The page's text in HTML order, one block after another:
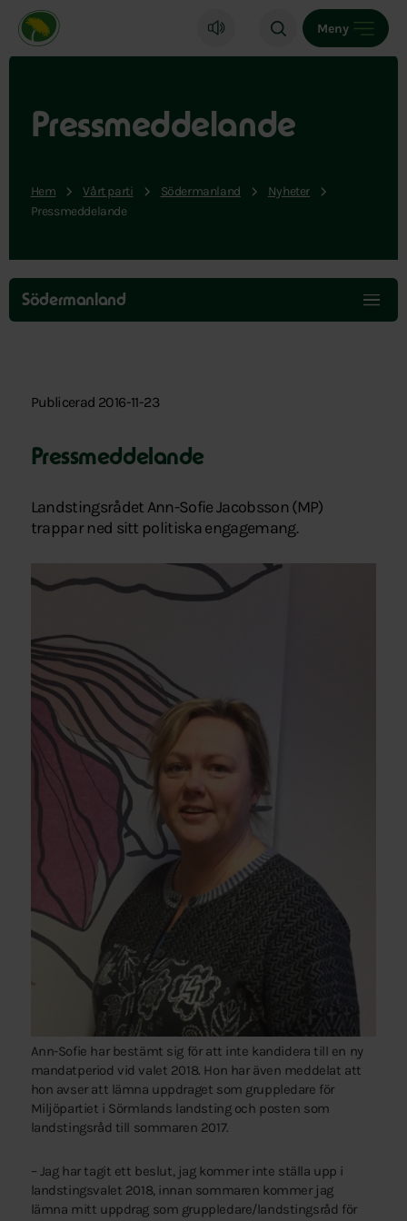
Miljöpartiet de gröna, startsida
Meny
Pressmeddelande
Hem Vårt parti Södermanland
Nyheter
Pressmeddelande
Hoppa
över
menyn
Södermanland
Publicerad 2016-11-23
Pressmeddelande
Landstingsrådet Ann-Sofie Jacobsson (MP)
trappar ned sitt politiska engagemang.
Ann-Sofie har bestämt sig för att inte kandidera till en ny
mandatperiod vid valet 2018. Hon har även meddelat att
hon avser att lämna uppdraget som gruppledare för
Miljöpartiet i Sörmlands landsting och posten som
landstingsråd till sommaren 2017.
– Jag har tagit ett beslut, jag kommer inte ställa upp i
landstingsvalet 2018, innan sommaren kommer jag
lämna mitt uppdrag som gruppledare/landstingsråd för